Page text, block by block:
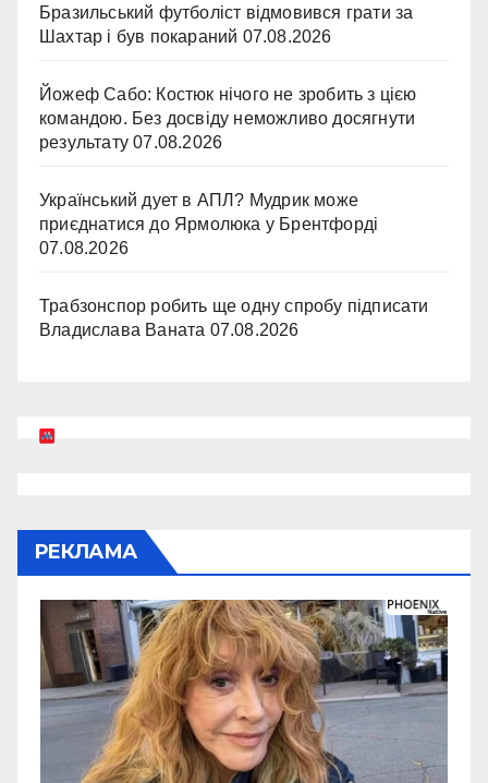
Бразильський футболіст відмовився грати за
Шахтар і був покараний 07.08.2026
Йожеф Сабо: Костюк нічого не зробить з цією
командою. Без досвіду неможливо досягнути
результату 07.08.2026
Український дует в АПЛ? Мудрик може
приєднатися до Ярмолюка у Брентфорді
07.08.2026
Трабзонспор робить ще одну спробу підписати
Владислава Ваната 07.08.2026
РЕКЛАМА